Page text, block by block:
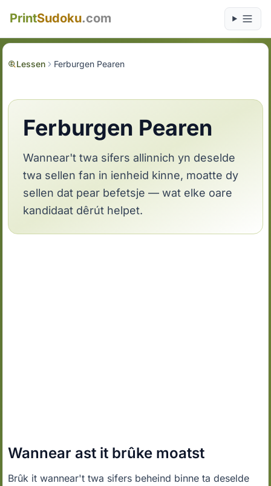
PrintSudoku.com
Lessen Ferburgen Pearen
Ferburgen Pearen
Wannear't twa sifers allinnich yn deselde
twa sellen fan in ienheid kinne, moatte dy
sellen dat pear befetsje — wat elke oare
kandidaat dêrút helpet.
Wannear ast it brûke moatst
Brûk it wannear't twa sifers beheind binne ta deselde